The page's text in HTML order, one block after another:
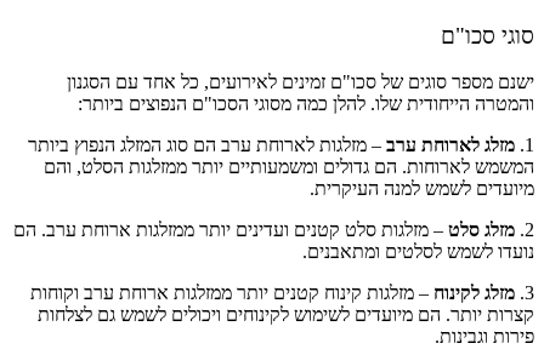
סוגי סכו"ם
ישנם מספר סוגים של סכו"ם זמינים לאירועים, כל אחד עם הסגנון
והמטרה הייחודית שלו. להלן כמה מסוגי הסכו"ם הנפוצים ביותר:
1. מזלג לארוחת ערב – מזלגות לארוחת ערב הם סוג המזלג הנפוץ ביותר
המשמש לארוחות. הם גדולים ומשמעותיים יותר ממזלגות הסלט, והם
מיועדים לשמש למנה העיקרית.
2. מזלג סלט – מזלגות סלט קטנים ועדינים יותר ממזלגות ארוחת ערב. הם
נועדו לשמש לסלטים ומתאבנים.
3. מזלג לקינוח – מזלגות קינוח קטנים יותר ממזלגות ארוחת ערב וקוחות
קצרות יותר. הם מיועדים לשימוש לקינוחים ויכולים לשמש גם לצלחות
פירות וגבינות.